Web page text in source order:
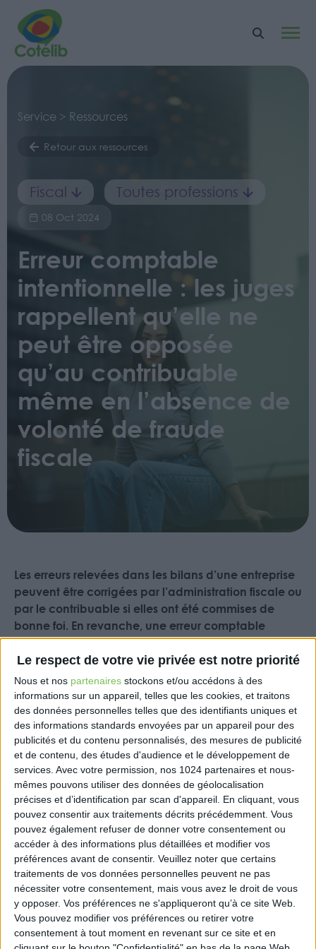
Le respect de votre vie privée est notre priorité
Nous et nos partenaires stockons et/ou accédons à des
informations sur un appareil, telles que les cookies, et traitons
des données personnelles telles que des identifiants uniques et
des informations standards envoyées par un appareil pour des
publicités et du contenu personnalisés, des mesures de publicité
et de contenu, des études d'audience et le développement de
services. Avec votre permission, nos 1024 partenaires et nous-
mêmes pouvons utiliser des données de géolocalisation
précises et d’identification par scan d'appareil. En cliquant, vous
pouvez consentir aux traitements décrits précédemment. Vous
pouvez également refuser de donner votre consentement ou
accéder à des informations plus détaillées et modifier vos
préférences avant de consentir. Veuillez noter que certains
traitements de vos données personnelles peuvent ne pas
nécessiter votre consentement, mais vous avez le droit de vous
y opposer. Vos préférences ne s'appliqueront qu’à ce site Web.
Vous pouvez modifier vos préférences ou retirer votre
consentement à tout moment en revenant sur ce site et en
Service > Ressources
Retour aux ressources
Fiscal Toutes professions
08 Oct 2024
Erreur comptable
intentionnelle : les juges
rappellent qu’elle ne
peut être opposée
qu’au contribuable
même en l’absence de
volonté de fraude
fiscale
Les erreurs relevées dans les bilans d’une entreprise
peuvent être corrigées par l’administration fiscale ou
par le contribuable si elles ont été commises de
bonne foi. En revanche, une erreur comptable
intentionnelle ne peut être opposée qu’au
contribuable, et non à l’administration fiscale,
même en l’absence de volonté de fraude fiscale.
Ce principe a été récemment réaffirmé dans le cas
d’une société qui avait enregistré dans son passif
des loyers dus à une SCI, conformément à un contrat
de bail entre les deux entités, mais les avait crédités
au compte courant d’associé de son gérant
principal. L’administration fiscale a identifié deux
erreurs distinctes : d’une part, l’inscription délibérée
d’une dette injustifiée envers le gérant, et d’autre
part, l’omission volontaire d’enregistrer une dette
équivalente envers la SCI.
L’Administration a rectifié la première erreur mais a
opposé la seconde au contribuable. Aucun élément
ne permettait de justifier une erreur comptable
involontaire. En effet, aucune cession de créance